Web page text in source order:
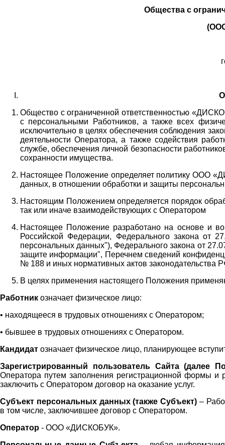
Общества с
Общество с ограниченной ответственностью
с персональными Работников, а также всех
исключительно в целях обеспечения соблюдения
деятельности Оператора,а также содействия
службе, обеспечения личной безопасности
сохранности имущества.
Настоящее Положение определяет политику ООО
данных, в отношении обработки и защиты
Настоящим Положением определяется порядок
так или иначе взаимодействующих с Оператором
Настоящее Положение разработано на основе и во
Российской Федерации, Федерального закона
персональных данных"), Федерального закона от
защите информации", Перечнем сведений
№ 188 и иных нормативных актов законодательства
В целях применения настоящего Положения
Работник означает физическое лицо:
• находящееся в трудовых отношениях с Оператором;
• бывшее в трудовых отношениях с Оператором.
Кандидат означает физическое лицо, планирующее
Зарегистрированный пользователь Сайта (далее
Оператора путем заполнения регистрационной формы и
заключить с Оператором договор на оказание услуг.
Субъект персональных данных (также Субъект) –
в том числе, заключившее договор с Оператором.
Оператор - ООО «ДИСКОБУК».